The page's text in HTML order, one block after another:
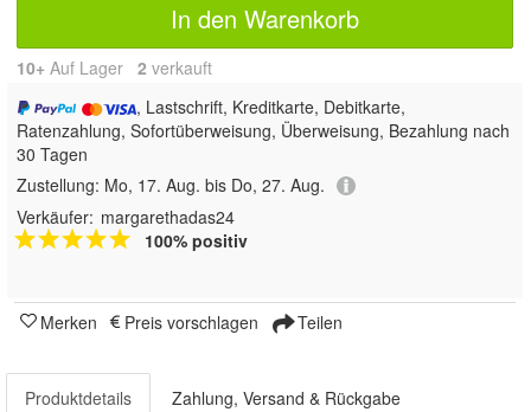
In den Warenkorb
10+ Auf Lager 2 verkauft
, Lastschrift, Kreditkarte, Debitkarte,
Ratenzahlung, Sofortüberweisung, Überweisung, Bezahlung nach
30 Tagen
Zustellung: Mo, 17. Aug. bis Do, 27. Aug.
Verkäufer: margarethadas24
100% positiv
Merken Preis vorschlagen Teilen
Produktdetails Zahlung, Versand & Rückgabe